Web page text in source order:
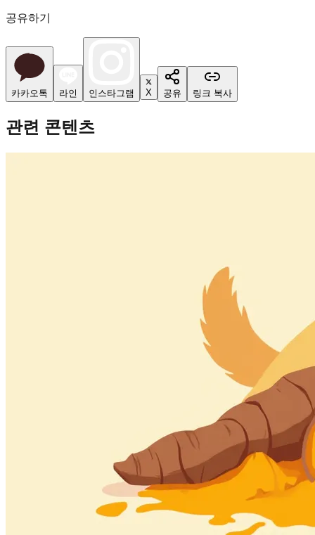
공유하기
카카오톡 라인 인스타그램 X 공유 링크 복사
관련 콘텐츠